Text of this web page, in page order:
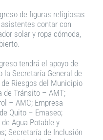
de figuras religiosas
contar con
solar y ropa cómoda,
tendrá el apoyo de
Secretaría General de
Riesgos del Municipio
de Tránsito – AMT;
– AMC; Empresa
Quito – Emaseo;
Agua Potable y
Secretaría de Inclusión